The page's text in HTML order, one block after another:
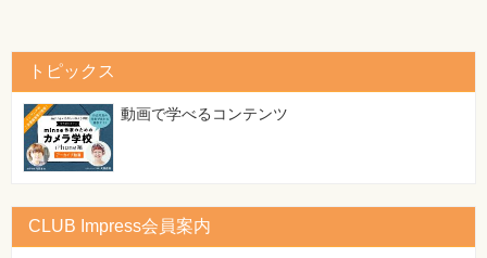
トピックス
動画で学べるコンテンツ
CLUB Impress会員案内